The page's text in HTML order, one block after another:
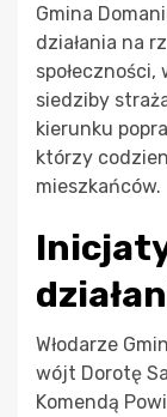
Gmina
działania na
siedziby
kierunku
którzy
mieszkańców.
Włodarze
wójt Dorotę
Komendą